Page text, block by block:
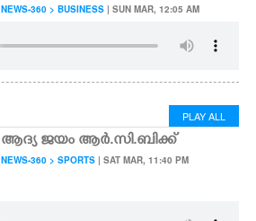
NEWS-360 > BUSINESS | SUN MAR, 12:05 AM
PLAY ALL
ആദ്യ ജയം ആർ.സി.ബിക്ക്
NEWS-360 > SPORTS | SAT MAR, 11:40 PM